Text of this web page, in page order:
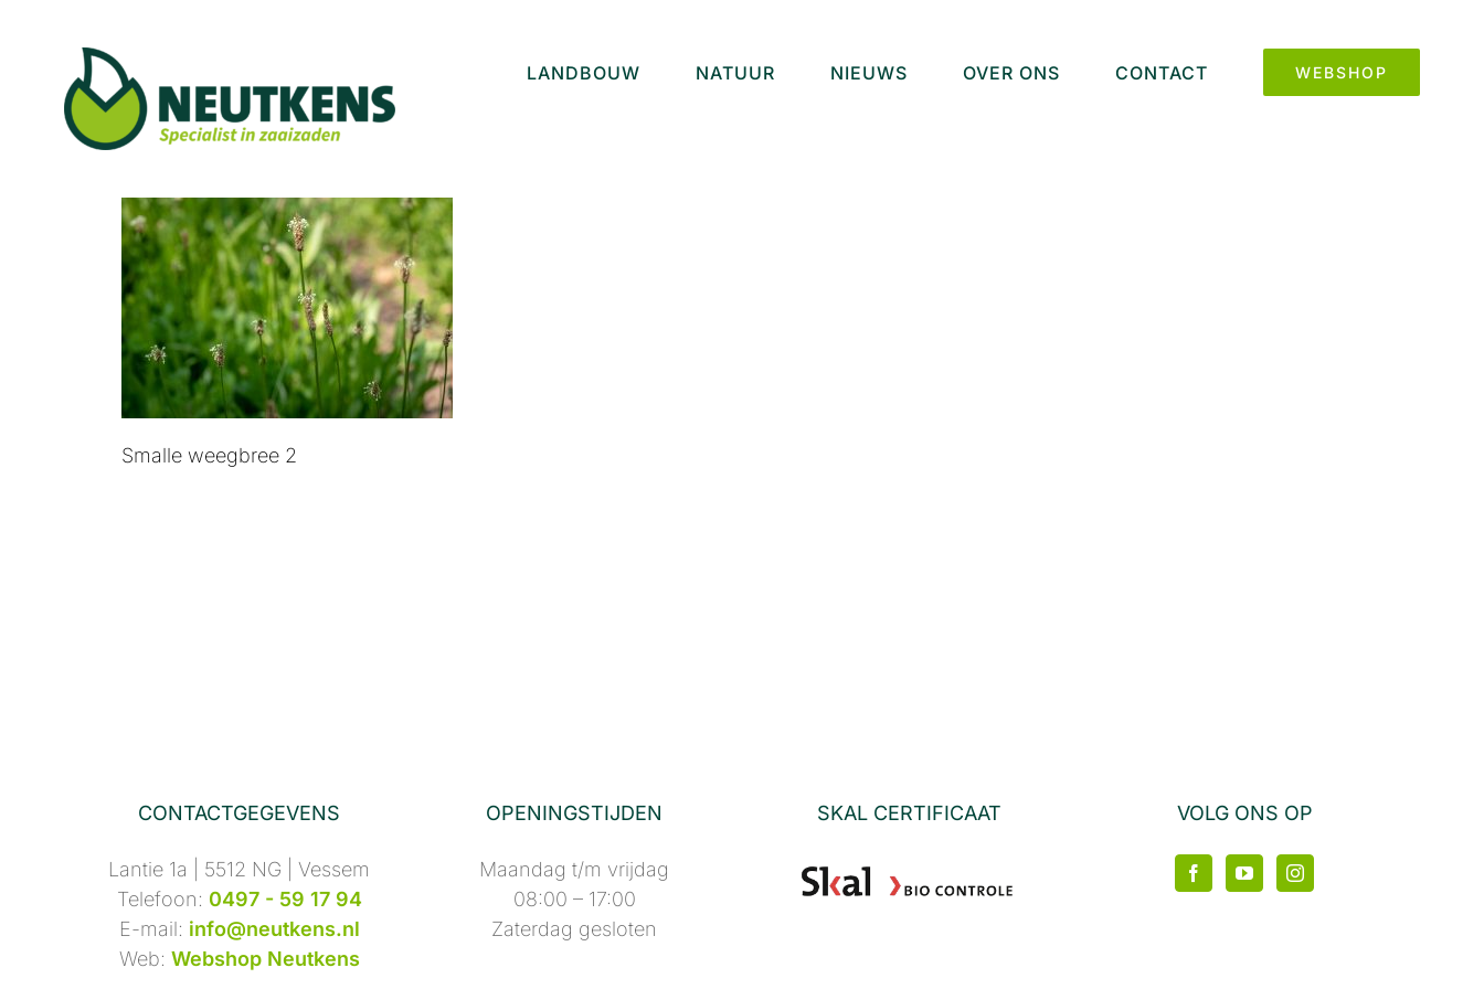
LANDBOUW NATUUR NIEUWS OVER ONS CONTACT WEBSHOP
Smalle weegbree 2
CONTACTGEGEVENS
Lantie 1a | 5512 NG | Vessem
Telefoon: 0497 - 59 17 94
E-mail: info@neutkens.nl
Web: Webshop Neutkens
OPENINGSTIJDEN
Maandag t/m vrijdag
08:00 – 17:00
Zaterdag gesloten
SKAL CERTIFICAAT VOLG ONS OP